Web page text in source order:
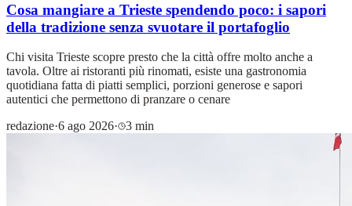
Cosa mangiare a Trieste spendendo poco: i sapori
della tradizione senza svuotare il portafoglio
Chi visita Trieste scopre presto che la città offre molto anche a
tavola. Oltre ai ristoranti più rinomati, esiste una gastronomia
quotidiana fatta di piatti semplici, porzioni generose e sapori
autentici che permettono di pranzare o cenare
redazione·6 ago 2026· 3 min